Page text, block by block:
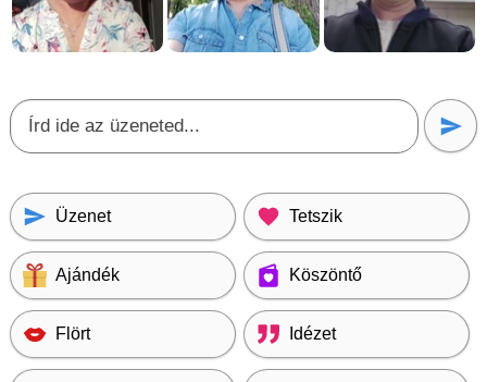
Üzenet Tetszik
Ajándék Köszöntő
Flört Idézet